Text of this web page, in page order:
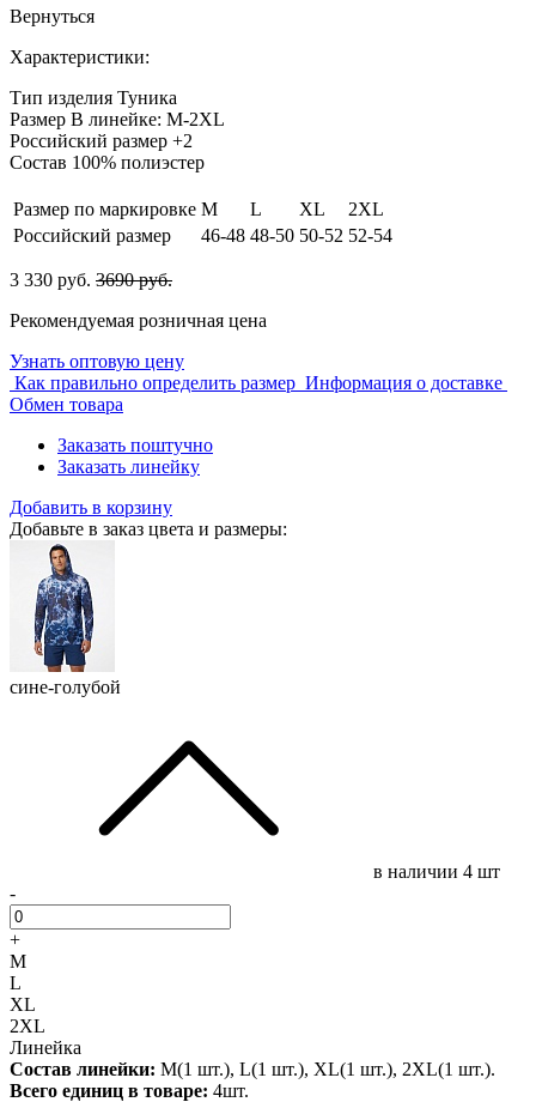
Вернуться
Характеристики:
Тип изделия Туника
Размер В линейке: M-2XL
Российский размер +2
Состав 100% полиэстер
Размер по маркировке M L XL
2XL
Российский размер
46-48 48-50 50-52 52-54
3 330 руб. 3690 руб.
Рекомендуемая розничная цена
Узнать оптовую цену
Как правильно определить размер Информация о доставке
Обмен товара
Заказать поштучно
Заказать линейку
Добавить в корзину
Добавьте в заказ цвета и размеры:
сине-голубой
в наличии 4 шт
-
+
M
L
XL
2XL
Линейка
Состав линейки: M(1 шт.), L(1 шт.), XL(1 шт.), 2XL(1 шт.).
Всего единиц в товаре: 4шт.